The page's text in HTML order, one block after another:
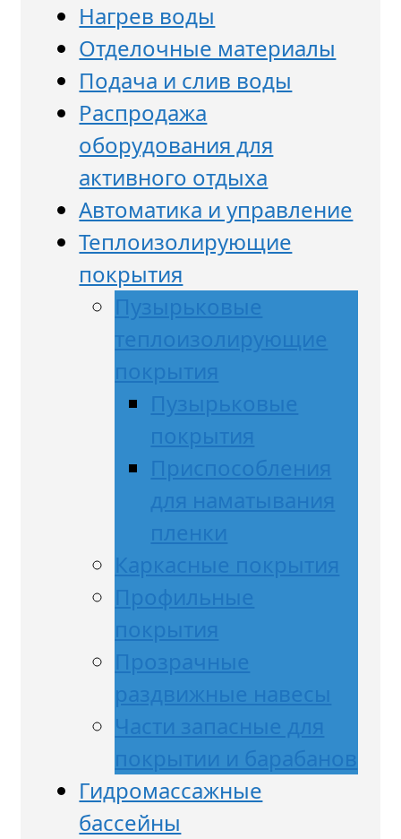
Нагрев воды
Отделочные материалы
Подача и слив воды
Распродажа
оборудования для
активного отдыха
Автоматика и управление
Теплоизолирующие
покрытия
Пузырьковые
теплоизолирующие
покрытия
Пузырьковые
покрытия
Приспособления
для наматывания
пленки
Каркасные покрытия
Профильные
покрытия
Прозрачные
раздвижные навесы
Части запасные для
покрытии и барабанов
Гидромассажные
бассейны